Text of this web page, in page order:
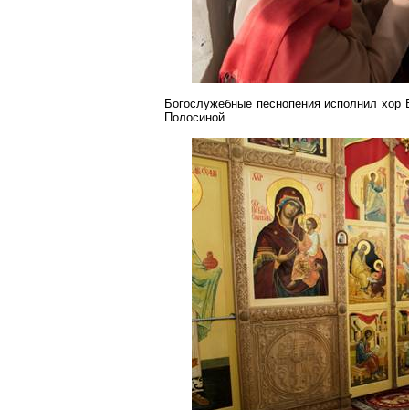
Богослужебные песнопения исполнил хор
Полосиной.